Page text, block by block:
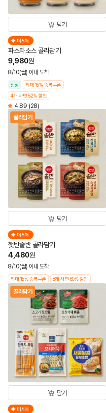
담기
더세페
파스타소스 골라담기
9,980원
8/10(월) 이내 도착
신상
최대 15% 중복쿠폰
4개 사면 52% 할인
4.89 (28)
골라담기
담기
더세페
햇반솥반 골라담기
4,480원
8/10(월) 이내 도착
최대 15% 중복쿠폰 8개 사면 60% 할인
골라담기
담기
더세페